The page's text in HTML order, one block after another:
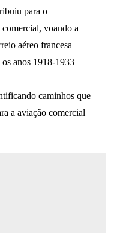
para o
voando a
aéreo francesa
anos 1918-1933
caminhos que
a aviação comercial